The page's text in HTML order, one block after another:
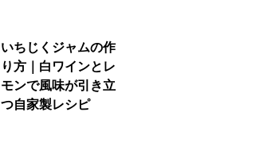
いちじくジャムの作
り方｜白ワインとレ
モンで風味が引き立
つ自家製レシピ